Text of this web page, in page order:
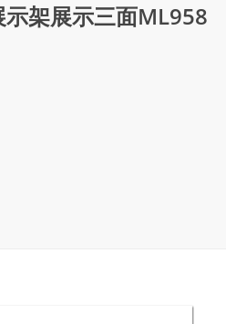
架展示三面ML958